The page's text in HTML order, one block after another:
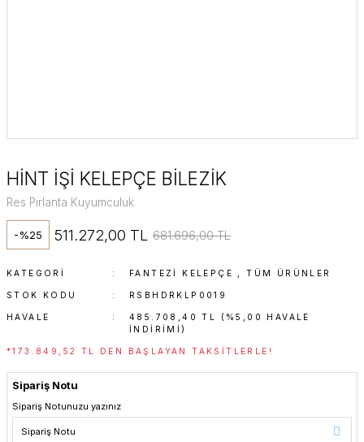
HİNT İŞİ KELEPÇE BİLEZİK
Res Pırlanta Kuyumculuk
-%25 511.272,00 TL 681.696,00 TL
KATEGORI FANTEZI KELEPÇE ,TÜM ÜRÜNLER
STOK KODU RSBHDRKLP0019
HAVALE
485.708,40 TL (%5,00 HAVALE
INDIRIMI)
*173.849,52 TL DEN BAŞLAYAN TAKSITLERLE!
Sipariş Notu
Sipariş Notunuzu yazınız